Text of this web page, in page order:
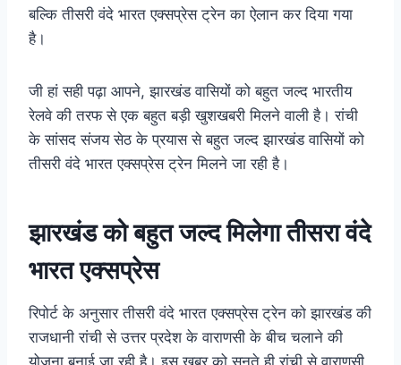
बल्कि तीसरी वंदे भारत एक्सप्रेस ट्रेन का ऐलान कर दिया गया
है।
जी हां सही पढ़ा आपने, झारखंड वासियों को बहुत जल्द भारतीय
रेलवे की तरफ से एक बहुत बड़ी खुशखबरी मिलने वाली है। रांची
के सांसद संजय सेठ के प्रयास से बहुत जल्द झारखंड वासियों को
तीसरी वंदे भारत एक्सप्रेस ट्रेन मिलने जा रही है।
झारखंड को बहुत जल्द मिलेगा तीसरा वंदे
भारत एक्सप्रेस
रिपोर्ट के अनुसार तीसरी वंदे भारत एक्सप्रेस ट्रेन को झारखंड की
राजधानी रांची से उत्तर प्रदेश के वाराणसी के बीच चलाने की
योजना बनाई जा रही है। इस खबर को सुनते ही रांची से वाराणसी